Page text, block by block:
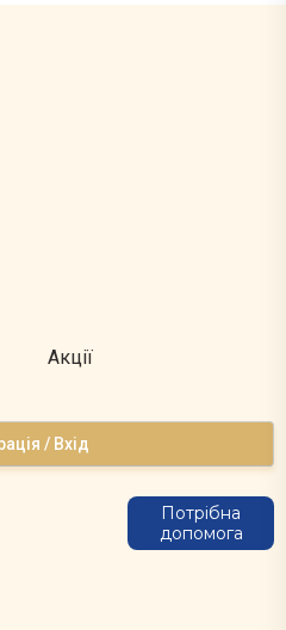
Акції
/ Вхід
Потрібна
допомога